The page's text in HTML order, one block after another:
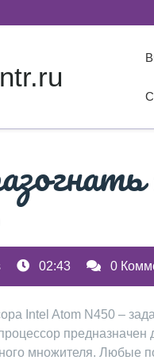
02:43 0
Intel Atom N450 –
предназначен
множителя. Любые